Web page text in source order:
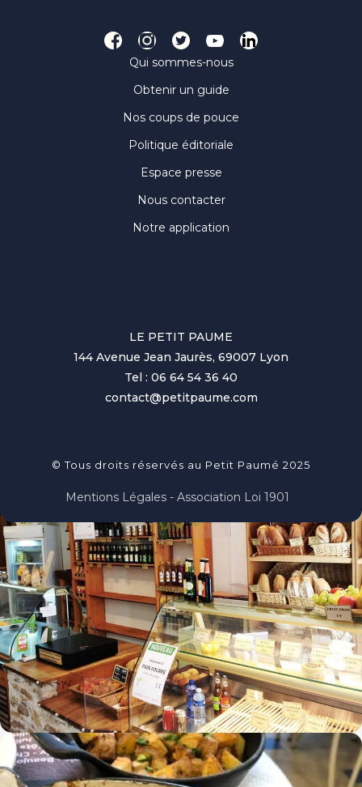
Qui sommes-nous
Obtenir un guide
Nos coups de pouce
Politique éditoriale
Espace presse
Nous contacter
Notre application
LE PETIT PAUME
144 Avenue Jean Jaurès, 69007 Lyon
Tel : 06 64 54 36 40
contact@petitpaume.com
© Tous droits réservés au Petit Paumé 2025
Mentions Légales - Association Loi 1901